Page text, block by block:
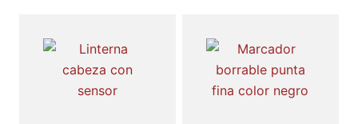
Añadir al carrito Añadir al carrito